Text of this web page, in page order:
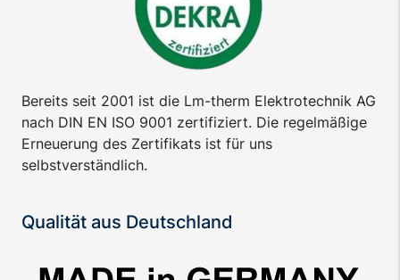
Bereits seit 2001 ist die Lm-therm Elektrotechnik AG
nach DIN EN ISO 9001 zertifiziert. Die regelmäßige
Erneuerung des Zertifikats ist für uns
selbstverständlich.
Qualität aus Deutschland